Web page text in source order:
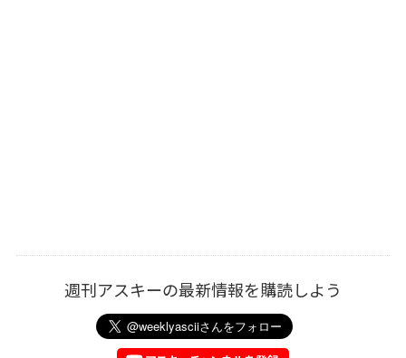
週刊アスキーの最新情報を購読しよう